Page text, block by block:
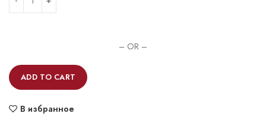
– OR –
ADD TO CART
В избранное